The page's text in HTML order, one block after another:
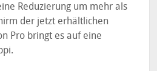
Reduzierung um mehr als
der jetzt erhältlichen
Pro bringt es auf eine